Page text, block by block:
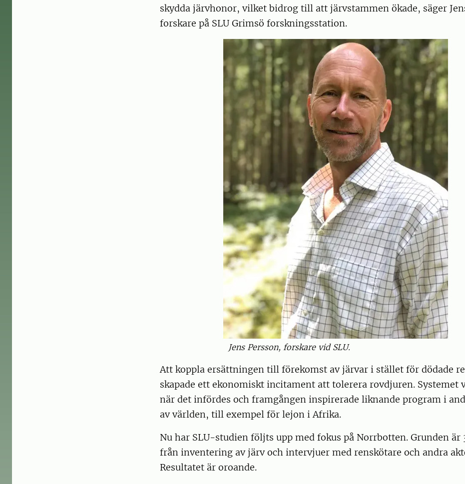
skydda järvhonor, vilket bidrog till att järvstammen ökade, säger
forskare på SLU Grimsö forskningsstation.
Jens Persson, forskare vid SLU.
Att koppla ersättningen till förekomst av järvar i stället för dödade
skapade ett ekonomiskt incitament att tolerera rovdjuren. Systemet
när det infördes och framgången inspirerade liknande program i
av världen, till exempel för lejon i Afrika.
Nu har SLU-studien följts upp med fokus på Norrbotten. Grunden är
från inventering av järv och intervjuer med renskötare och andra
Resultatet är oroande.